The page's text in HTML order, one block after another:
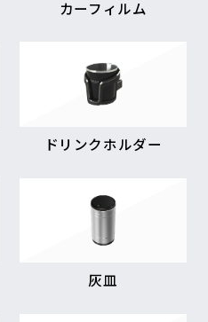
カーフィルム
ドリンクホルダー
灰皿